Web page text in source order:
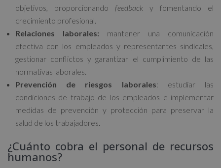
objetivos, proporcionando feedback y fomentando el
crecimiento profesional.
Relaciones laborales: mantener una comunicación
efectiva con los empleados y representantes sindicales,
gestionar conflictos y garantizar el cumplimiento de las
normativas laborales.
Prevención de riesgos laborales: estudiar las
condiciones de trabajo de los empleados e implementar
medidas de prevención y protección para preservar la
salud de los trabajadores.
¿Cuánto cobra el personal de recursos
humanos?